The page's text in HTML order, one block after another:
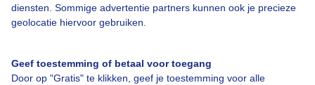
diensten. Sommige advertentie partners kunnen ook je precieze
geolocatie hiervoor gebruiken.
Geef toestemming of betaal voor toegang
Door op "Gratis" te klikken, geef je toestemming voor alle
Bedrijfsgegevens
Contact